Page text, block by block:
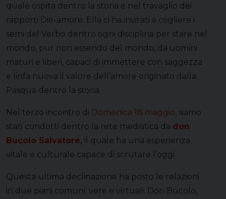
quale ospita dentro la storia e nel travaglio dei
rapporti Dio-amore. Ella ci ha invitati a cogliere i
semi del Verbo dentro ogni disciplina per stare nel
mondo, pur non essendo del mondo, da uomini
maturi e liberi, capaci di immettere con saggezza
e linfa nuova il valore dell’amore originato dalla
Pasqua dentro la storia.
Nel terzo incontro di Domenica 18 maggio , siamo
stati condotti dentro la rete mediatica da don
Bucolo Salvatore, il quale ha una esperienza
vitale e culturale capace di scrutare l’oggi.
Questa ultima declinazione ha posto le relazioni
in due piani comuni: vere e virtuali. Don Bucolo,